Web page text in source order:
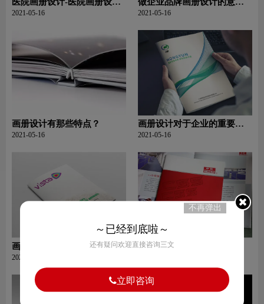
如何设计?
2021-05-16
和作用是什么
2021-05-16
画册设计有那些特点？
2021-05-16
画册设计对于企业的重要
性？
2021-05-16
画册封面设计几种技巧？
2021-05-16
企业画册设计有哪些分类？
不再弹出
～已经到底啦～
还有疑问欢迎直接咨询三文
立即咨询